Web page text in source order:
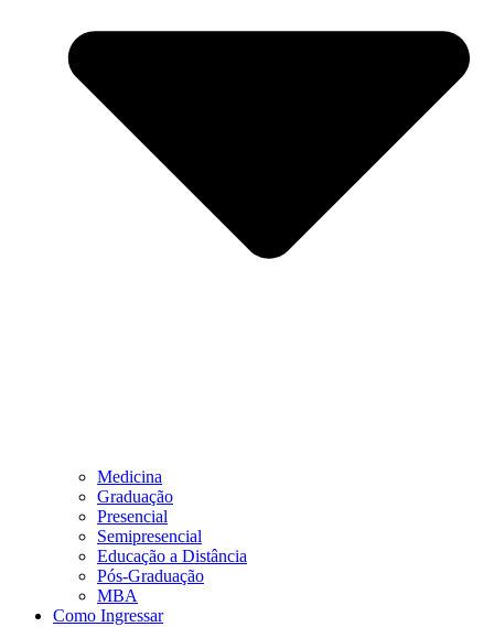
Medicina
Graduação
Presencial
Semipresencial
Educação a Distância
Pós-Graduação
MBA
Como Ingressar